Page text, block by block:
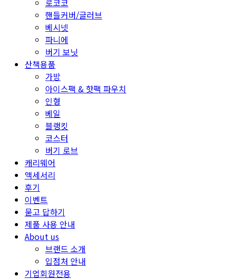
핸들커버/글러브
베시넷
파니에
버기 보닛
산책용품
가방
아이스팩 & 핫팩 파우치
인형
베일
블랭킷
코스터
버기 로브
캐리웨어
액세서리
후기
이벤트
묻고 답하기
제품 사용 안내
About us
브랜드 소개
입점처 안내
기업회원전용